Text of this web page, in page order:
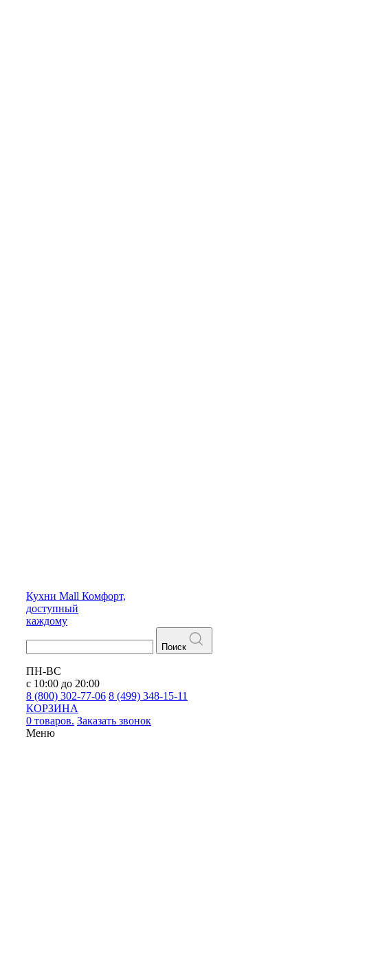
Кухни Mall Комфорт,
доступный
каждому
Поиск
ПН-ВС
с 10:00 до 20:00
8 (800) 302-77-06 8 (499) 348-15-11
КОРЗИНА
0 товаров. Заказать звонок
Меню